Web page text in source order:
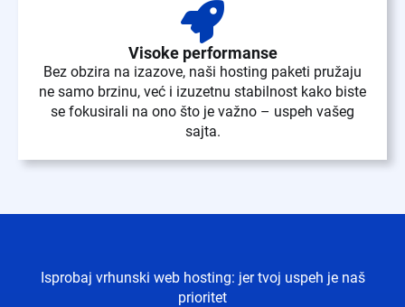
Visoke performanse
Bez obzira na izazove, naši hosting paketi pružaju
ne samo brzinu, već i izuzetnu stabilnost kako biste
se fokusirali na ono što je važno – uspeh vašeg
sajta.
Isprobaj vrhunski web hosting: jer tvoj uspeh je naš
prioritet